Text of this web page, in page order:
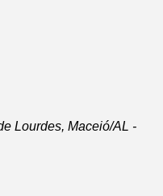
Lourdes, Maceió/AL -